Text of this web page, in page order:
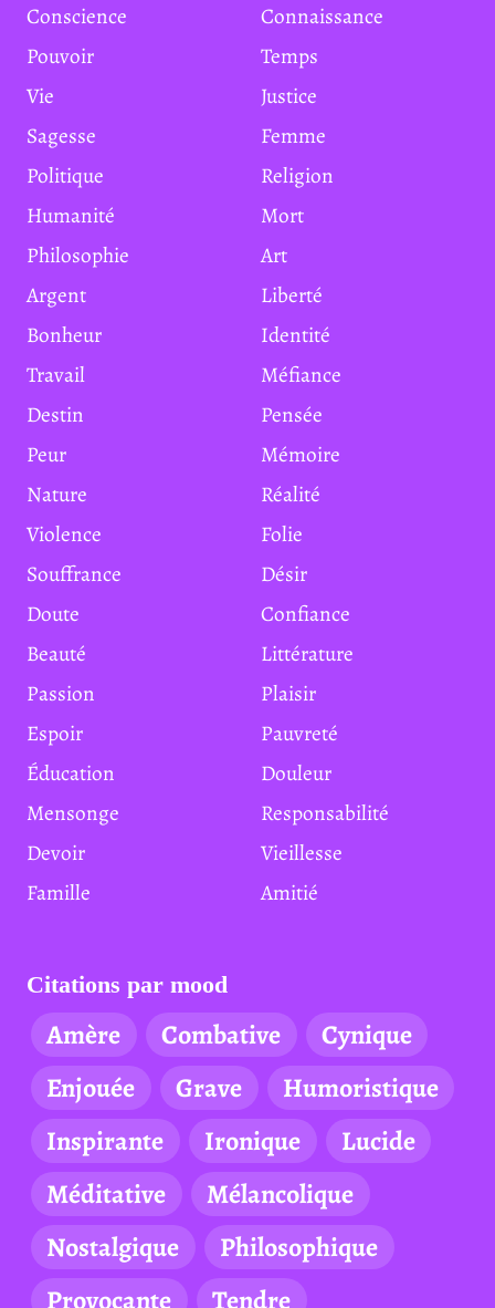
Conscience
Connaissance
Pouvoir
Temps
Vie
Justice
Sagesse
Femme
Politique
Religion
Humanité
Mort
Philosophie
Art
Argent
Liberté
Bonheur
Identité
Travail
Méfiance
Destin
Pensée
Peur
Mémoire
Nature
Réalité
Violence
Folie
Souffrance
Désir
Doute
Confiance
Beauté
Littérature
Passion
Plaisir
Espoir
Pauvreté
Éducation
Douleur
Mensonge
Responsabilité
Devoir
Vieillesse
Famille
Amitié
Citations par mood
Amère Combative
Cynique
Enjouée
Grave
Humoristique
Inspirante
Ironique
Lucide
Méditative
Mélancolique
Nostalgique
Philosophique
Provocante
Tendre